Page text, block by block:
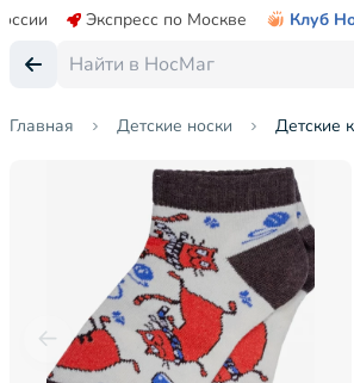
Экспресс по Москве Клуб
Главная Детские носки Детские